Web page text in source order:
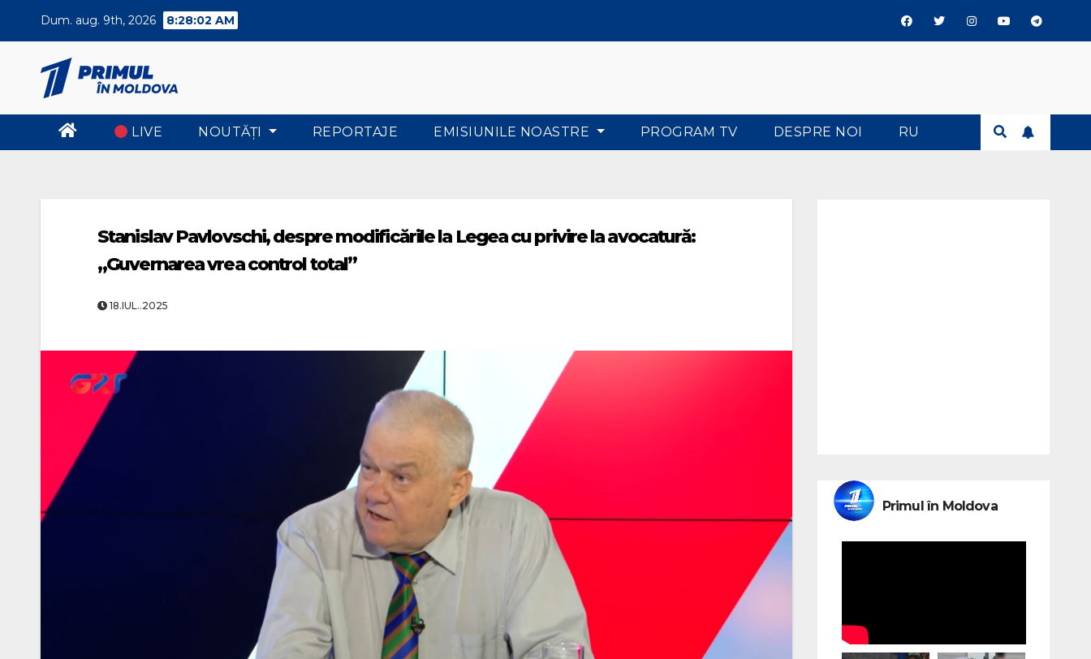
Dum. aug. 9th, 2026 8:28:03 AM
LIVE NOUTĂŢI REPORTAJE EMISIUNILE NOASTRE PROGRAM TV DESPRE NOI RU
Stanislav Pavlovschi, despre modificările la Legea cu privire la avocatură:
„Guvernarea vrea control total”
18.IUL..2025
Primul în Moldova